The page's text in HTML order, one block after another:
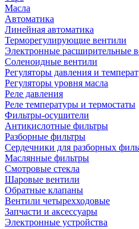
Масла
Автоматика
Линейная автоматика
Терморегулирующие вентили
Электронные расширительные
Соленоидные вентили
Регуляторы давления и
Регуляторы уровня масла
Реле давления
Реле температуры и термостаты
Фильтры-осушители
Антикислотные фильтры
Разборные фильтры
Сердечники для разборных
Маслянные фильтры
Смотровые стекла
Шаровые вентили
Обратные клапаны
Вентили четырехходовые
Запчасти и аксессуары
Электронные устройства